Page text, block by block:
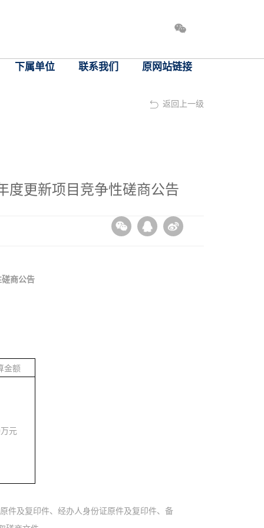
下属单位 联系我们 原网站链接
返回上一级
度更新项目竞争性磋商公告
磋商公告
金额
元
原件及复印件、经办人身份证原件及复印件、备